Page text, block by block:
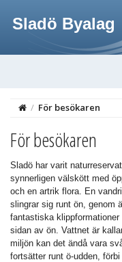
Sladö Byalag
/ För besökaren
För besökaren
Sladö har varit
synnerligen välskött med
och en artrik flora. En
slingrar sig runt ön, genom
fantastiska
sidan av ön. Vattnet är
miljön kan det ändå vara
fortsätter runt ö-udden,